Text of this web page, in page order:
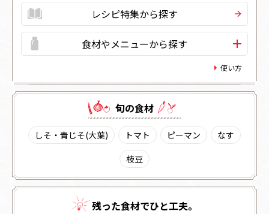
レシピ特集から探す
食材やメニューから探す
使い方
旬の⾷材
しそ・青じそ(大葉) トマト ピーマン
なす
枝豆
残った⾷材でひと⼯夫。